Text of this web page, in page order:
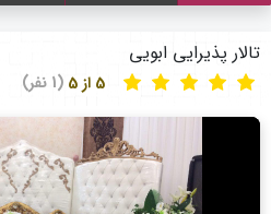
تالار پذیرایی ابویی
(1 نفر)